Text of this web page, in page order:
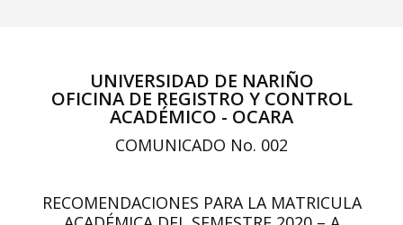
UNIVERSIDAD DE NARIÑO
OFICINA DE REGISTRO Y CONTROL
ACADÉMICO - OCARA
COMUNICADO No. 002
RECOMENDACIONES PARA LA MATRICULA